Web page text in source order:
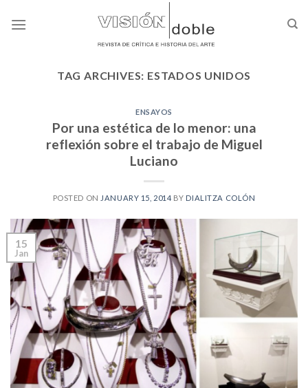
TAG ARCHIVES: ESTADOS UNIDOS
ENSAYOS
Por una estética de lo menor: una
reflexión sobre el trabajo de Miguel
Luciano
POSTED ON JANUARY 15, 2014 BY DIALITZA COLÓN
15
Jan